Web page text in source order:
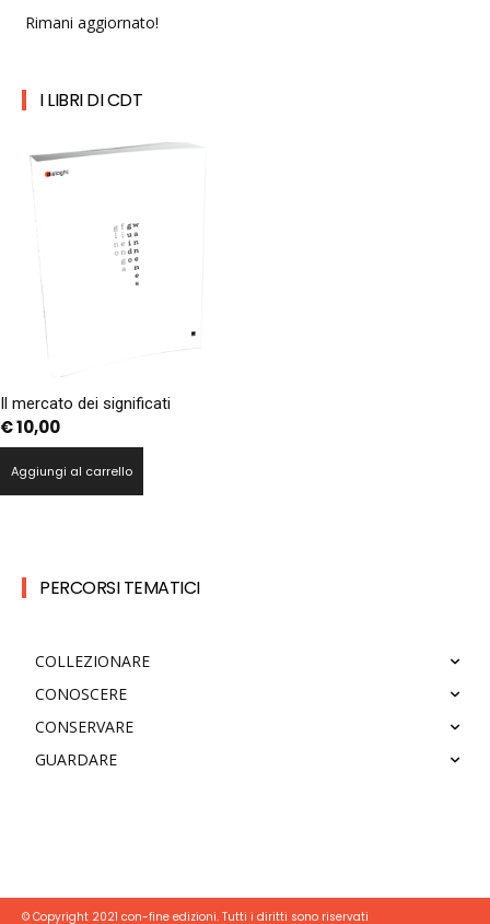
Rimani aggiornato!
I LIBRI DI CDT
Il mercato dei significati
€10,00
Aggiungi al carrello
PERCORSI TEMATICI
COLLEZIONARE
CONOSCERE
CONSERVARE
GUARDARE
© Copyright 2021 con-fine edizioni. Tutti i diritti sono riservati